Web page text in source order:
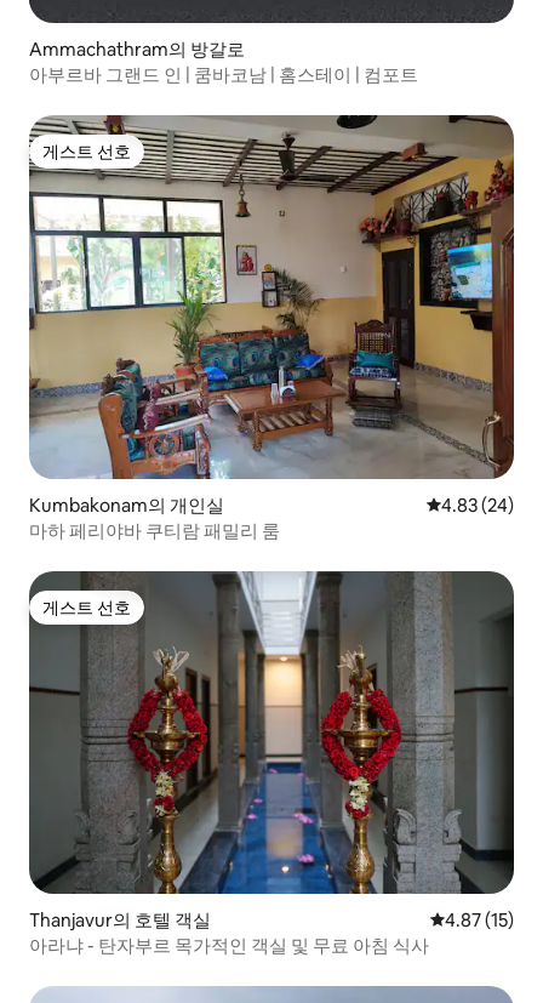
Ammachathram의 방갈로
아부르바 그랜드 인 | 쿰바코남 | 홈스테이 | 컴포트
게스트 선호
게스트 선호
Kumbakonam의 개인실 평점 4.83점(5
4.83 (24)
마하 페리야바 쿠티람 패밀리 룸
게스트 선호
게스트 선호
Thanjavur의 호텔 객실 평점 4.87점
4.87 (15)
아라냐 - 탄자부르 목가적인 객실 및 무료 아침 식사